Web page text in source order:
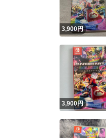
3,900円
3,900円